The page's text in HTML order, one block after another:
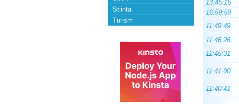
Stiinta
Turism
13:45:15
16:59:59
11:49:49
11:46:26
11:45:31
11:41:00
11:40:41